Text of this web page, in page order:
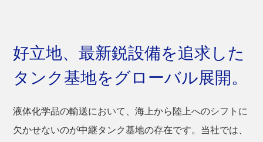
採用情報
好立地、最新鋭設備を追求した
タンク基地をグローバル展開。
液体化学品の輸送において、海上から陸上へのシフトに
欠かせないのが中継タンク基地の存在です。当社では、